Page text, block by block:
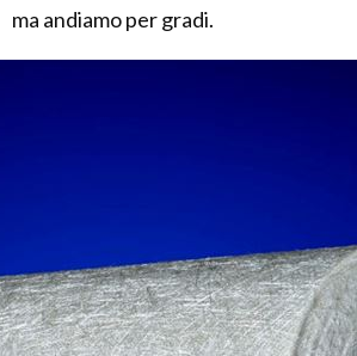
ma andiamo per gradi.